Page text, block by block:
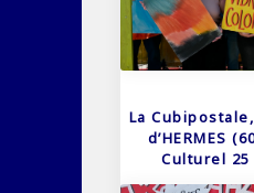
La
d’HERMES
Culturel